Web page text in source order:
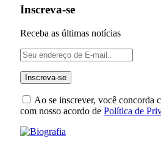
Inscreva-se
Receba as últimas notícias
Ao se inscrever, você concorda
com nosso acordo de Política de